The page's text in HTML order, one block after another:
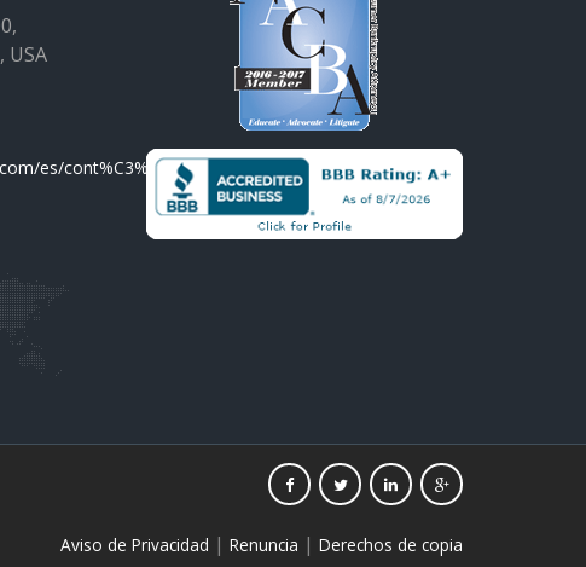
USA
es/cont%C3%A1ctenos/
Aviso de Privacidad | Renuncia | Derechos de copia